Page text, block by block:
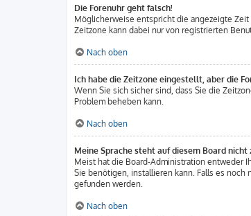
Die Forenuhr geht falsch!
Möglicherweise entspricht die angezeigte
Zeitzone kann dabei nur von registrierten
Nach oben
Ich habe die Zeitzone eingestellt, aber die
Wenn Sie sich sicher sind, dass Sie die
Problem beheben kann.
Nach oben
Meine Sprache steht auf diesem Board nicht
Meist hat die Board-Administration entweder
Sie benötigen, installieren kann. Falls es
gefunden werden.
Nach oben